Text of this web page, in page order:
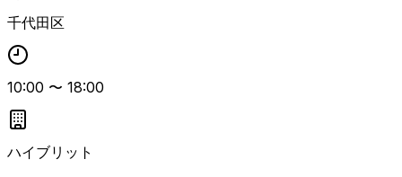
千代田区
10:00 〜 18:00
ハイブリット